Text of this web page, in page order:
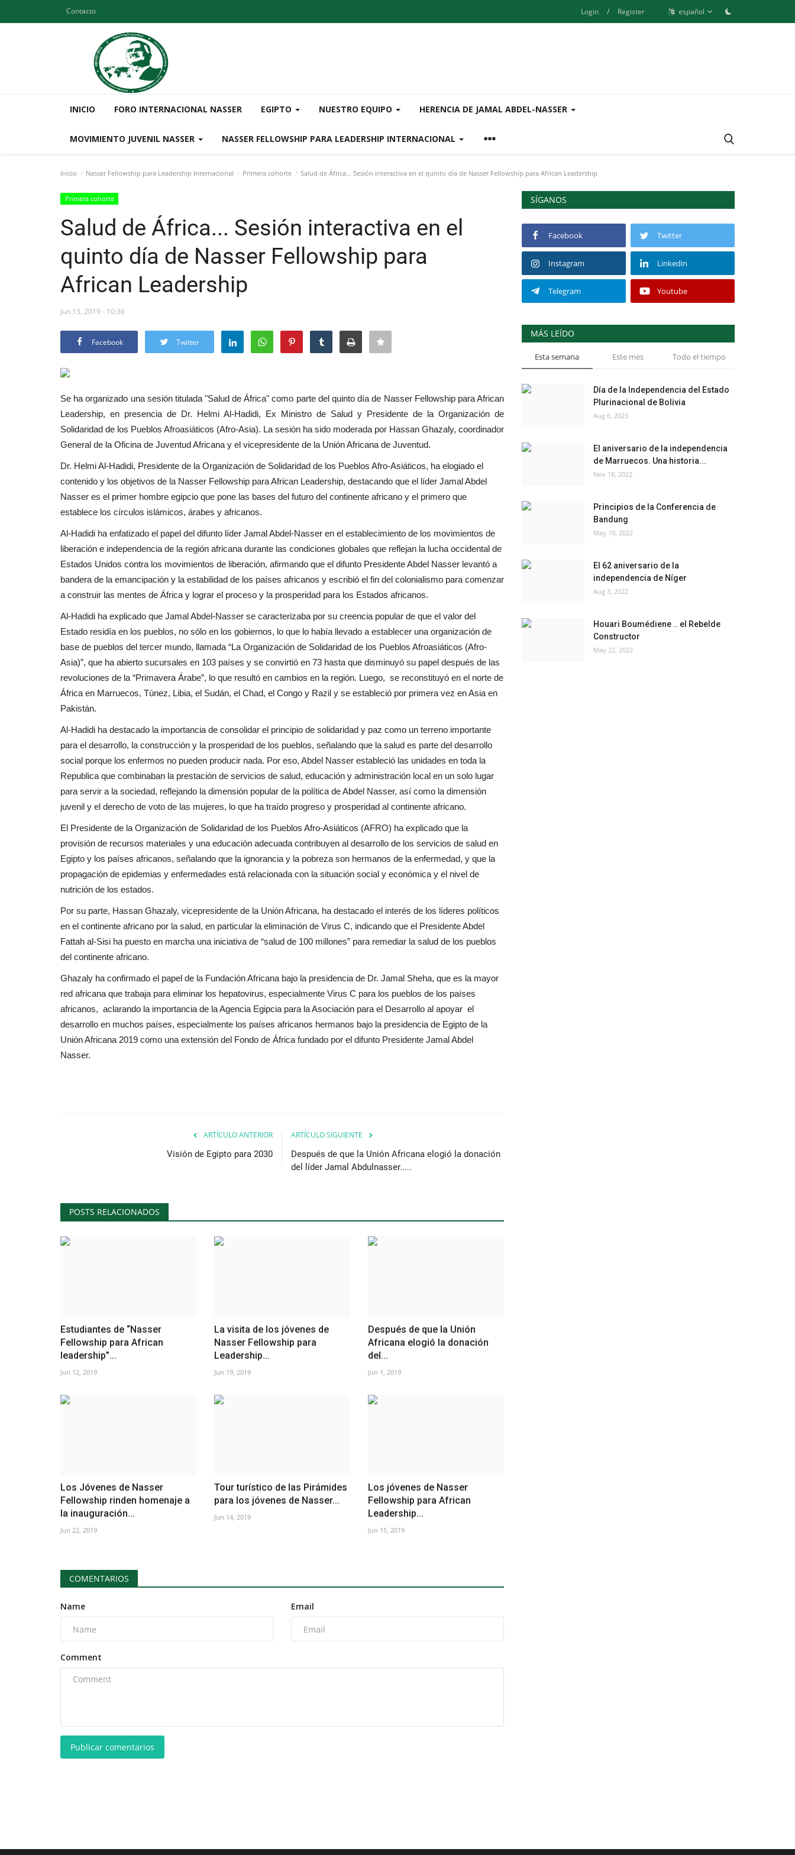
Contacto Login / Register español
INICIO FORO INTERNACIONAL NASSER EGIPTO NUESTRO EQUIPO HERENCIA DE JAMAL ABDEL-NASSER
MOVIMIENTO JUVENIL NASSER NASSER FELLOWSHIP PARA LEADERSHIP INTERNACIONAL
Inicio Nasser Fellowship para Leadership Internacional Primera cohorte Salud de África... Sesión interactiva en el quinto día de Nasser Fellowship para African Leadership
Primera cohorte
Salud de África... Sesión interactiva en el
quinto día de Nasser Fellowship para
African Leadership
Jun 13, 2019 - 10:36
Facebook Twitter
Se ha organizado una sesión titulada "Salud de África" como parte del quinto día de Nasser Fellowship para African
Leadership, en presencia de Dr. Helmi Al-Hadidi, Ex Ministro de Salud y Presidente de la Organización de
Solidaridad de los Pueblos Afroasiáticos (Afro-Asia). La sesión ha sido moderada por Hassan Ghazaly, coordinador
General de la Oficina de Juventud Africana y el vicepresidente de la Unión Africana de Juventud.
Dr. Helmi Al-Hadidi, Presidente de la Organización de Solidaridad de los Pueblos Afro-Asiáticos, ha elogiado el
contenido y los objetivos de la Nasser Fellowship para African Leadership, destacando que el líder Jamal Abdel
Nasser es el primer hombre egipcio que pone las bases del futuro del continente africano y el primero que
establece los círculos islámicos, árabes y africanos.
Al-Hadidi ha enfatizado el papel del difunto líder Jamal Abdel-Nasser en el establecimiento de los movimientos de
liberación e independencia de la región africana durante las condiciones globales que reflejan la lucha occidental de
Estados Unidos contra los movimientos de liberación, afirmando que el difunto Presidente Abdel Nasser levantó a
bandera de la emancipación y la estabilidad de los países africanos y escribió el fin del colonialismo para comenzar
a construir las mentes de África y lograr el proceso y la prosperidad para los Estados africanos.
Al-Hadidi ha explicado que Jamal Abdel-Nasser se caracterizaba por su creencia popular de que el valor del
Estado residía en los pueblos, no sólo en los gobiernos, lo que lo había llevado a establecer una organización de
base de pueblos del tercer mundo, llamada “La Organización de Solidaridad de los Pueblos Afroasiáticos (Afro-
Asia)”, que ha abierto sucursales en 103 países y se convirtió en 73 hasta que disminuyó su papel después de las
revoluciones de la “Primavera Árabe”, lo que resultó en cambios en la región. Luego, se reconstituyó en el norte de
África en Marruecos, Túnez, Libia, el Sudán, el Chad, el Congo y Razil y se estableció por primera vez en Asia en
Pakistán.
Al-Hadidi ha destacado la importancia de consolidar el principio de solidaridad y paz como un terreno importante
para el desarrollo, la construcción y la prosperidad de los pueblos, señalando que la salud es parte del desarrollo
social porque los enfermos no pueden producir nada. Por eso, Abdel Nasser estableció las unidades en toda la
Republica que combinaban la prestación de servicios de salud, educación y administración local en un solo lugar
para servir a la sociedad, reflejando la dimensión popular de la política de Abdel Nasser, así como la dimensión
juvenil y el derecho de voto de las mujeres, lo que ha traído progreso y prosperidad al continente africano.
El Presidente de la Organización de Solidaridad de los Pueblos Afro-Asiáticos (AFRO) ha explicado que la
provisión de recursos materiales y una educación adecuada contribuyen al desarrollo de los servicios de salud en
Egipto y los países africanos, señalando que la ignorancia y la pobreza son hermanos de la enfermedad, y que la
propagación de epidemias y enfermedades está relacionada con la situación social y económica y el nivel de
nutrición de los estados.
Por su parte, Hassan Ghazaly, vicepresidente de la Unión Africana, ha destacado el interés de los líderes políticos
en el continente africano por la salud, en particular la eliminación de Virus C, indicando que el Presidente Abdel
Fattah al-Sisi ha puesto en marcha una iniciativa de “salud de 100 millones” para remediar la salud de los pueblos
del continente africano.
Ghazaly ha confirmado el papel de la Fundación Africana bajo la presidencia de Dr. Jamal Sheha, que es la mayor
red africana que trabaja para eliminar los hepatovirus, especialmente Virus C para los pueblos de los países
africanos, aclarando la importancia de la Agencia Egipcia para la Asociación para el Desarrollo al apoyar el
desarrollo en muchos países, especialmente los países africanos hermanos bajo la presidencia de Egipto de la
Unión Africana 2019 como una extensión del Fondo de África fundado por el difunto Presidente Jamal Abdel
Nasser.
ARTÍCULO ANTERIOR
Visión de Egipto para 2030
ARTÍCULO SIGUIENTE
Después de que la Unión Africana elogió la donación
del líder Jamal Abdulnasser.....
POSTS RELACIONADOS
Estudiantes de “Nasser
Fellowship para African
leadership”...
Jun 12, 2019
La visita de los jóvenes de
Nasser Fellowship para
Leadership...
Jun 19, 2019
Después de que la Unión
Africana elogió la donación
del...
Jun 1, 2019
Los Jóvenes de Nasser
Fellowship rinden homenaje a
la inauguración...
Jun 22, 2019
Tour turístico de las Pirámides
para los jóvenes de Nasser...
Jun 14, 2019
Los jóvenes de Nasser
Fellowship para African
Leadership...
Jun 15, 2019
COMENTARIOS
Name Email
Comment
Publicar comentarios
SÍGANOS
Facebook Twitter
Instagram Linkedin
Telegram Youtube
MÁS LEÍDO
Esta semana Este mes Todo el tiempo
Día de la Independencia del Estado
Plurinacional de Bolivia
Aug 6, 2023
El aniversario de la independencia
de Marruecos. Una historia...
Nov 18, 2022
Principios de la Conferencia de
Bandung
May 19, 2022
El 62 aniversario de la
independencia de Níger
Aug 3, 2022
Houari Boumédiene .. el Rebelde
Constructor
May 22, 2022